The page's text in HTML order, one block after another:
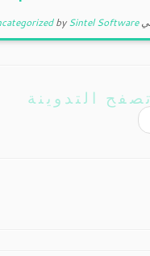
bySintel Software
تصفح التدوينة